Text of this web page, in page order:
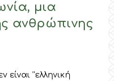
μια
ανθρώπινης
είναι “ελληνική